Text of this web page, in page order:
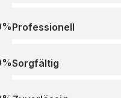
Professionell
Sorgfältig